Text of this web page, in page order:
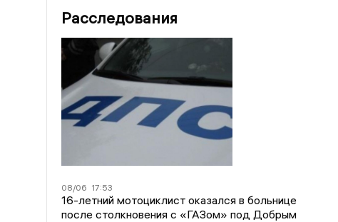
Расследования
08/06 17:53
16-летний мотоциклист оказался в больнице
после столкновения с «ГАЗом» под Добрым